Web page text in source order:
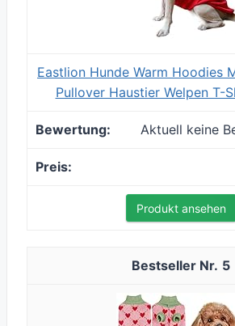
Eastlion Hunde Warm Hoodies
Pullover Haustier Welpen T-
Aktuell keine
Produkt ansehen
5